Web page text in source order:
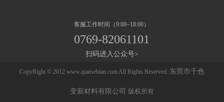
客服工作时间（9:00~18:00）
0769-82061101
扫码进入公众号>
CopyRight © 2012 www.qiansebian.com All Rights Reserved. 东莞市千色
变新材料有限公司 版权所有